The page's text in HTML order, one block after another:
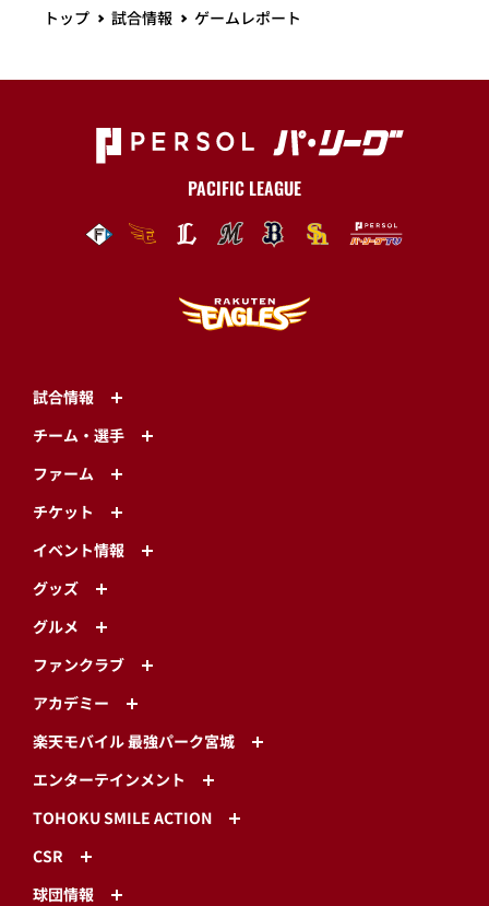
トップ 試合情報 ゲームレポート
PACIFIC LEAGUE
試合情報
チーム・選手
ファーム
チケット
イベント情報
グッズ
グルメ
ファンクラブ
アカデミー
楽天モバイル 最強パーク宮城
エンターテインメント
TOHOKU SMILE ACTION
CSR
球団情報